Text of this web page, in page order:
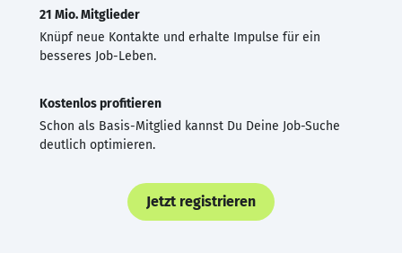
21 Mio. Mitglieder
Knüpf neue Kontakte und erhalte Impulse für ein
besseres Job-Leben.
Kostenlos profitieren
Schon als Basis-Mitglied kannst Du Deine Job-Suche
deutlich optimieren.
Jetzt registrieren